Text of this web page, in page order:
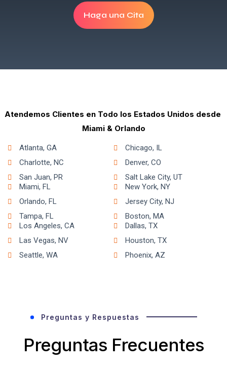
Haga una Cita
Atendemos Clientes en Todo los Estados Unidos desde
Miami & Orlando
Atlanta, GA
Charlotte, NC
San Juan, PR
Chicago, IL
Denver, CO
Salt Lake City, UT
Miami, FL
Orlando, FL
Tampa, FL
New York, NY
Jersey City, NJ
Boston, MA
Los Angeles, CA
Las Vegas, NV
Seattle, WA
Dallas, TX
Houston, TX
Phoenix, AZ
Preguntas y Respuestas
Preguntas Frecuentes